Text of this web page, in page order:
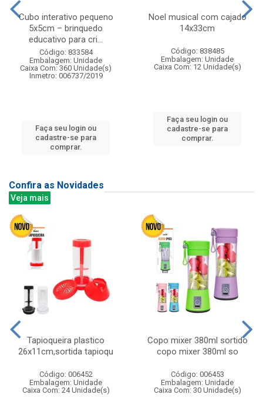
Cubo interativo pequeno
5x5cm – brinquedo
educativo para cri...
Código: 833584
Embalagem: Unidade
Caixa Com: 360 Unidade(s)
Inmetro: 006737/2019
Faça seu login ou
cadastre-se para
comprar.
Noel musical com cajado
14x33cm
Código: 838485
Embalagem: Unidade
Caixa Com: 12 Unidade(s)
Faça seu login ou
cadastre-se para
comprar.
Confira as Novidades
Veja mais
Tapioqueira plastico
26x11cm,sortida tapioqu
Código: 006452
Embalagem: Unidade
Caixa Com: 24 Unidade(s)
Copo mixer 380ml sortido
copo mixer 380ml so
Código: 006453
Embalagem: Unidade
Caixa Com: 30 Unidade(s)